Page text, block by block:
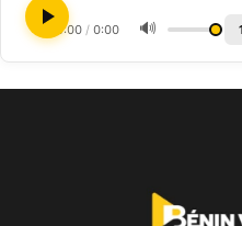
0:00 / 0:00 🔊